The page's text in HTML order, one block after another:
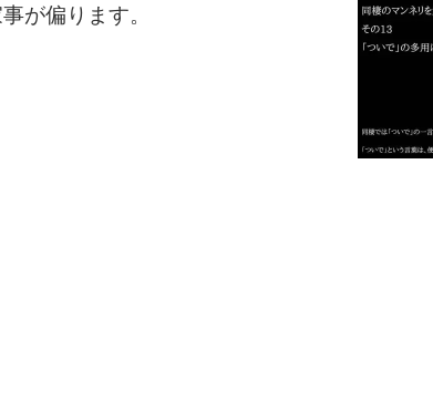
が偏ります。
3